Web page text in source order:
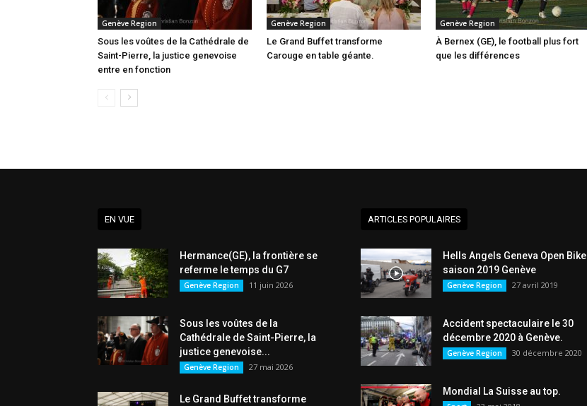
Genève Region
Sous les voûtes de la Cathédrale de
Saint-Pierre, la justice genevoise
entre en fonction
Genève Region
Le Grand Buffet transforme
Carouge en table géante.
Genève Region
À Bernex (GE), le football plus fort
que les différences
EN VUE
Hermance(GE), la frontière se
referme le temps du G7
Genève Region 11 juin 2026
Sous les voûtes de la
Cathédrale de Saint-Pierre, la
justice genevoise...
Genève Region 27 mai 2026
Le Grand Buffet transforme
ARTICLES POPULAIRES
Hells Angels Geneva Open Bike
saison 2019 Genève
Genève Region 27 avril 2019
Accident spectaculaire le 30
décembre 2020 à Genève.
Genève Region 30 décembre 2020
Mondial La Suisse au top.